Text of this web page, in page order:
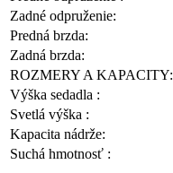
Zadné odpruženie:
Predná brzda:
Zadná brzda:
ROZMERY A KAPACITY:
Výška sedadla :
Svetlá výška :
Kapacita nádrže:
Suchá hmotnosť :